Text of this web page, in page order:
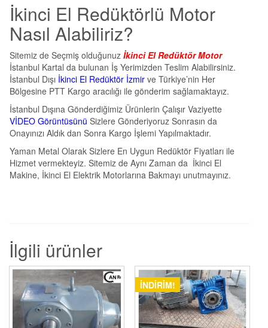
İkinci El Redüktörlü Motor
Nasıl Alabiliriz?
Sitemiz de Seçmiş olduğunuz İkinci El Redüktör Motor
İstanbul Kartal da bulunan İş Yerimizden Teslim Alabilirsiniz.
İstanbul Dışı İkinci El Redüktör İzmir ve Türkiye’nin Her
Bölgesine PTT Kargo aracılığı ile gönderim sağlamaktayız.
İstanbul Dışına Gönderdiğimiz Ürünlerin Çalışır Vaziyette
VİDEO Görüntüsünü Sizlere Gönderiyoruz Sonrasın da
Onayınızı Aldık dan Sonra Kargo İşlemi Yapılmaktadır.
Yaman Metal Olarak Sizlere En Uygun Redüktör Fiyatları ile
Hizmet vermekteyiz. Sitemiz de Aynı Zaman da İkinci El
Makine, İkinci El Elektrik Motorlarına Bakmayı unutmayınız.
İlgili ürünler
İNDIRIM!